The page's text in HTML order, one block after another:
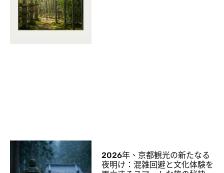
2026年、京都観光の新たなる
夜明け：混雑回避と文化体験を